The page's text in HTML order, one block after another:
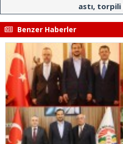
astı, torpili
Benzer Haberler